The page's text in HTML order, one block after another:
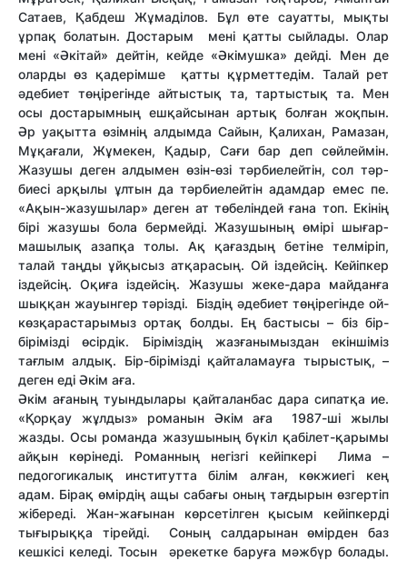
Сатаев, Қабдеш Жұмаділов. Бұл өте сауатты, мықты
ұрпақ болатын. Достарым мені қат­ты сыйлады. Олар
мені «Әкітай» дейтін, кейде «Әкімушка» дейді. Мен де
оларды өз қадерімше қатты құрметтедім. Талай рет
әдебиет төңірегінде айтыстық та, тартыстық та. Мен
осы достарымның ешқайсынан артық болған жоқпын.
Әр уақытта өзімнің алдымда Сайын, Қалихан, Рамазан,
Мұқағали, Жұмекен, Қадыр, Сағи бар деп сөйлеймін.
Жазушы деген алдымен өзін-өзі тәрбиелейтін, сол тәр­
биесі арқылы ұлтын да тәрбиелейтін адам­дар емес пе.
«Ақын-жазушылар» деген ат төбеліндей ғана топ. Екінің
бірі жазушы бола бермейді. Жазушының өмірі шығар­
машылық азапқа толы. Ақ қағаздың бетіне телміріп,
талай таңды ұйқысыз атқара­сың. Ой іздейсің. Кейіпкер
іздейсің. Оқиға іздейсің. Жазушы жеке-дара майданға
шыққан жауынгер тәрізді. Біздің әдебиет төңірегінде ой-
көзқарастарымыз ортақ болды. Ең бастысы – біз бір-
бірімізді өсір­дік. Біріміздің жазғанымыздан екіншіміз
тағлым алдық. Бір-бірімізді қайталамауға тырыстық, –
деген еді Әкім аға.
Әкім ағаның туындылары қайталанбас дара сипатқа ие.
«Қорқау жұлдыз» рома­нын Әкім аға 1987-ші жылы
жазды. Осы романда жазушының бүкіл қабілет-қары­мы
айқын көрінеді. Романның негізгі кейіпкері Лима –
педогогикалық институтта білім алған, көкжиегі кең
адам. Бірақ өмірдің ащы сабағы оның тағдырын өзгертіп
жібереді. Жан-жағынан көрсе­тілген қысым кейіпкерді
тығырыққа тірейді. Соның салдарынан өмірден баз
кешкісі келеді. Тосын әрекетке баруға мәжбүр болады.